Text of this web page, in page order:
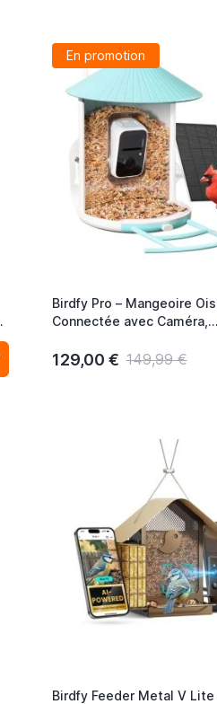
En promotion
Birdfy Pro – Mangeoire
Connectée avec Caméra,
Reconnaissance IA et
129,00 € 149,99 €
Birdfy Feeder Metal V